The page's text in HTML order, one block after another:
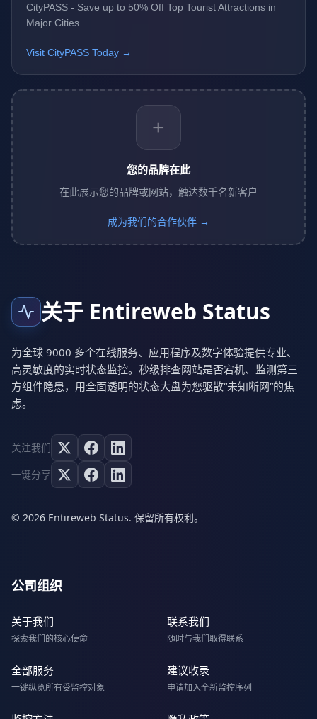
CityPASS - Save up to 50% Off Top Tourist Attractions in
Major Cities
Visit CityPASS Today →
+
您的品牌在此
在此展示您的品牌或网站，触达数千名新客户
成为我们的合作伙伴 →
关于 Entireweb Status
为全球 9000 多个在线服务、应用程序及数字体验提供专业、
高灵敏度的实时状态监控。秒级排查网站是否宕机、监测第三
方组件隐患，用全面透明的状态大盘为您驱散“未知断网”的焦
虑。
关注我们
一键分享
© 2026 Entireweb Status. 保留所有权利。
公司组织
关于我们
探索我们的核心使命
联系我们
随时与我们取得联系
全部服务
一键纵览所有受监控对象
建议收录
申请加入全新监控序列